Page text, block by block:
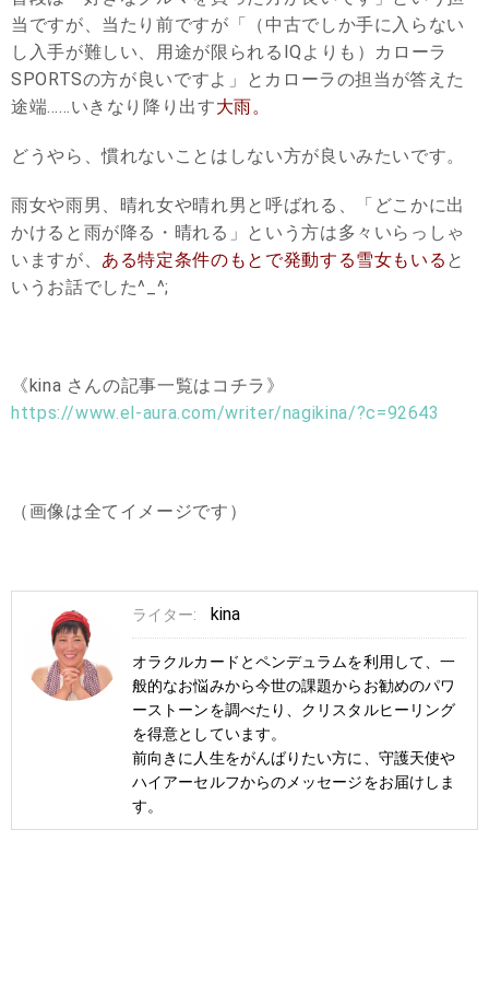
当ですが、当たり前ですが「（中古でしか手に入らない
し入手が難しい、用途が限られるIQよりも）カローラ
SPORTSの方が良いですよ」とカローラの担当が答えた
途端……いきなり降り出す大雨。
どうやら、慣れないことはしない方が良いみたいです。
雨女や雨男、晴れ女や晴れ男と呼ばれる、「どこかに出
かけると雨が降る・晴れる」という方は多々いらっしゃ
いますが、 ある特定条件のもとで発動する雪女もいる と
いうお話でした^_^;
《kina さんの記事一覧はコチラ》
https://www.el-aura.com/writer/nagikina/?c=92643
（画像は全てイメージです）
ライター: kina
オラクルカードとペンデュラムを利用して、一
般的なお悩みから今世の課題からお勧めのパワ
ーストーンを調べたり、クリスタルヒーリング
を得意としています。
前向きに人生をがんばりたい方に、守護天使や
ハイアーセルフからのメッセージをお届けしま
す。